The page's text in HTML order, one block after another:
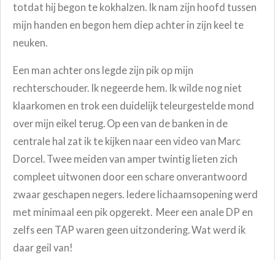
totdat hij begon te kokhalzen. Ik nam zijn hoofd tussen
mijn handen en begon hem diep achter in zijn keel te
neuken.
Een man achter ons legde zijn pik op mijn
rechterschouder. Ik negeerde hem. Ik wilde nog niet
klaarkomen en trok een duidelijk teleurgestelde mond
over mijn eikel terug. Op een van de banken in de
centrale hal zat ik te kijken naar een video van Marc
Dorcel. Twee meiden van amper twintig lieten zich
compleet uitwonen door een schare onverantwoord
zwaar geschapen negers. Iedere lichaamsopening werd
met minimaal een pik opgerekt. Meer een anale DP en
zelfs een TAP waren geen uitzondering. Wat werd ik
daar geil van!